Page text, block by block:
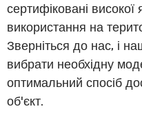
сертифіковані високої
використання на
Зверніться до нас, і
вибрати необхідну
оптимальний спосіб
об'єкт.